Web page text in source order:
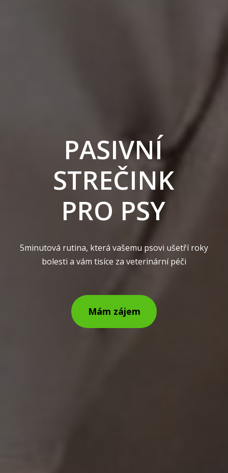
PASIVNÍ
STREČINK
PRO PSY
5minutová rutina, která vašemu psovi ušetří roky
bolesti a vám tisíce za veterinární péči
Mám zájem